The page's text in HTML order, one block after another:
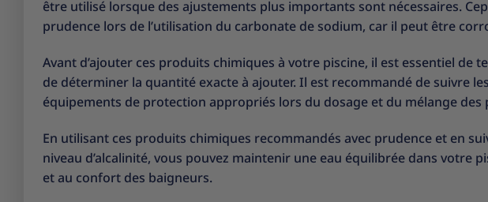
être utilisé lorsque des ajustements plus importants sont nécessaires.
prudence lors de l’utilisation du carbonate de sodium, car il peut être
Avant d’ajouter ces produits chimiques à votre piscine, il est essentiel de
de déterminer la quantité exacte à ajouter. Il est recommandé de suivre
équipements de protection appropriés lors du dosage et du mélange des
En utilisant ces produits chimiques recommandés avec prudence et en
niveau d’alcalinité, vous pouvez maintenir une eau équilibrée dans votre
et au confort des baigneurs.